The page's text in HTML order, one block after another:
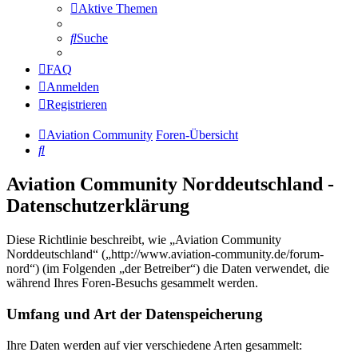
Aktive Themen
Suche
FAQ
Anmelden
Registrieren
Aviation Community Foren-Übersicht
Suche
Aviation Community Norddeutschland -
Datenschutzerklärung
Diese Richtlinie beschreibt, wie „Aviation Community
Norddeutschland“ („http://www.aviation-community.de/forum-
nord“) (im Folgenden „der Betreiber“) die Daten verwendet, die
während Ihres Foren-Besuchs gesammelt werden.
Umfang und Art der Datenspeicherung
Ihre Daten werden auf vier verschiedene Arten gesammelt: